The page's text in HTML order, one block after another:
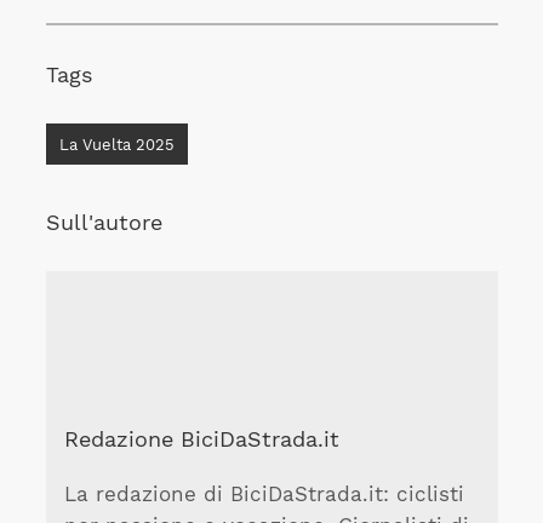
Tags
La Vuelta 2025
Sull'autore
Redazione BiciDaStrada.it
La redazione di BiciDaStrada.it: ciclisti